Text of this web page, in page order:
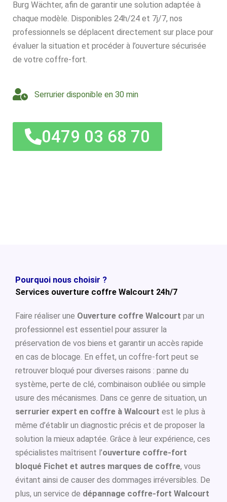
Burg Wächter, afin de garantir une solution adaptée à
chaque modèle. Disponibles 24h/24 et 7j/7, nos
professionnels se déplacent directement sur place pour
évaluer la situation et procéder à l’ouverture sécurisée
de votre coffre-fort.
Serrurier disponible en 30 min
0479 03 68 70
Pourquoi nous choisir ?
Services ouverture coffre Walcourt 24h/7
Faire réaliser une Ouverture coffre Walcourt par un
professionnel est essentiel pour assurer la
préservation de vos biens et garantir un accès rapide
en cas de blocage. En effet, un coffre-fort peut se
retrouver bloqué pour diverses raisons : panne du
système, perte de clé, combinaison oubliée ou simple
usure des mécanismes. Dans ce genre de situation, un
serrurier expert en coffre à Walcourt est le plus à
même d’établir un diagnostic précis et de proposer la
solution la mieux adaptée. Grâce à leur expérience, ces
spécialistes maîtrisent l’ouverture coffre-fort
bloqué Fichet et autres marques de coffre, vous
évitant ainsi de causer des dommages irréversibles. De
plus, un service de dépannage coffre-fort Walcourt